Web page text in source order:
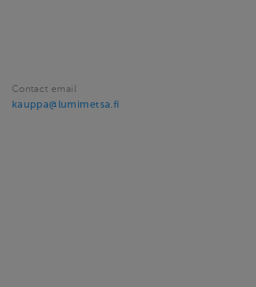
Contact email
kauppa@lumimetsa.fi